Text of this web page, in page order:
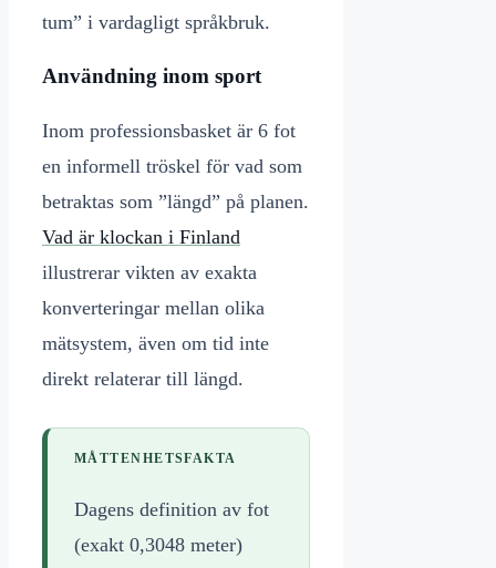
tum” i vardagligt språkbruk.
Användning inom sport
Inom professionsbasket är 6 fot
en informell tröskel för vad som
betraktas som ”längd” på planen.
Vad är klockan i Finland
illustrerar vikten av exakta
konverteringar mellan olika
mätsystem, även om tid inte
direkt relaterar till längd.
MÅTTENHETSFAKTA
Dagens definition av fot
(exakt 0,3048 meter)